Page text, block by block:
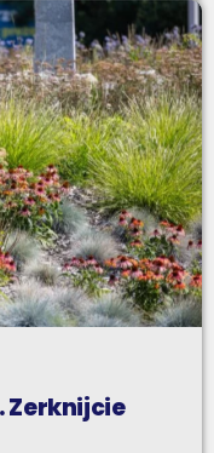
Zerknijcie